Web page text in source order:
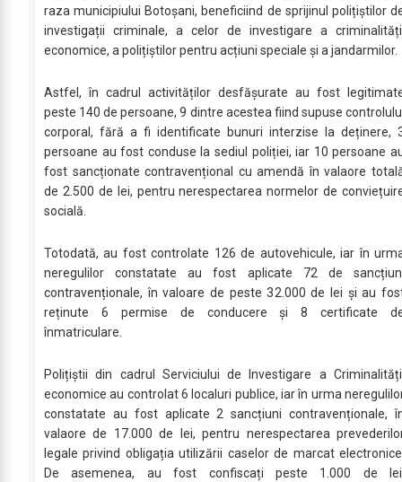
raza municipiului Botoșani, beneficiind de sprijinul polițiștilor
investigații criminale, a celor de investigare a
economice, a polițiștilor pentru acțiuni speciale și a jandarmilor.
Astfel, în cadrul activităților desfășurate au fost
peste 140 de persoane, 9 dintre acestea fiind supuse
corporal, fără a fi identificate bunuri interzise la deținere,
persoane au fost conduse la sediul poliției, iar 10 persoane
fost sancționate contravențional cu amendă în valaore
de 2.500 de lei, pentru nerespectarea normelor de
socială.
Totodată, au fost controlate 126 de autovehicule, iar în
neregulilor constatate au fost aplicate 72 de
contravenționale, în valoare de peste 32.000 de lei și au
reținute 6 permise de conducere și 8 certificate
înmatriculare.
Polițiștii din cadrul Serviciului de Investigare a
economice au controlat 6 localuri publice, iar în urma
constatate au fost aplicate 2 sancțiuni contravenționale,
valaore de 17.000 de lei, pentru nerespectarea
legale privind obligația utilizării caselor de marcat
De asemenea, au fost confiscați peste 1.000 de